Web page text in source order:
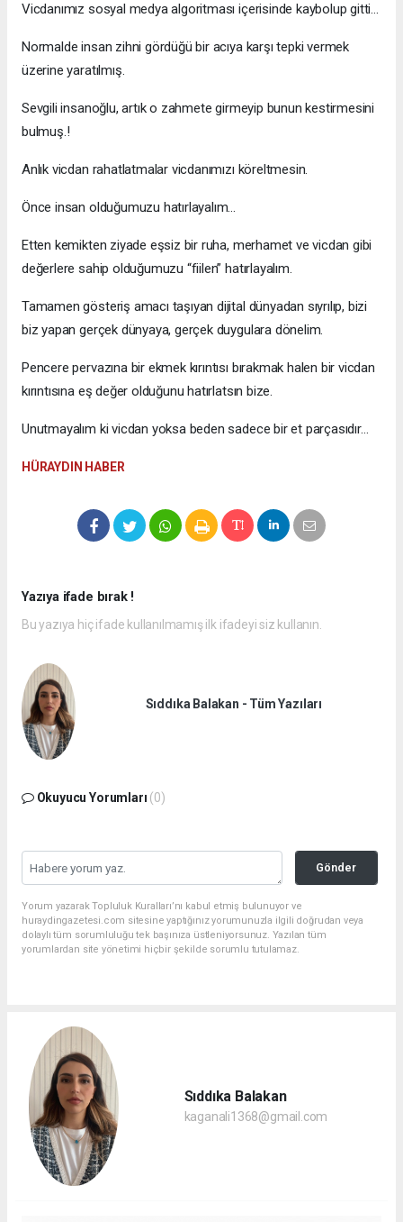
Vicdanımız sosyal medya algoritması içerisinde kaybolup gitti…
Normalde insan zihni gördüğü bir acıya karşı tepki vermek
üzerine yaratılmış.
Sevgili insanoğlu, artık o zahmete girmeyip bunun kestirmesini
bulmuş.!
Anlık vicdan rahatlatmalar vicdanımızı köreltmesin.
Önce insan olduğumuzu hatırlayalım…
Etten kemikten ziyade eşsiz bir ruha, merhamet ve vicdan gibi
değerlere sahip olduğumuzu “fiilen” hatırlayalım.
Tamamen gösteriş amacı taşıyan dijital dünyadan sıyrılıp, bizi
biz yapan gerçek dünyaya, gerçek duygulara dönelim.
Pencere pervazına bir ekmek kırıntısı bırakmak halen bir vicdan
kırıntısına eş değer olduğunu hatırlatsın bize.
Unutmayalım ki vicdan yoksa beden sadece bir et parçasıdır…
HÜRAYDIN HABER
Yazıya ifade bırak !
Bu yazıya hiç ifade kullanılmamış ilk ifadeyi siz kullanın.
Sıddıka Balakan - Tüm Yazıları
Okuyucu Yorumları (0)
Gönder
Yorum yazarak Topluluk Kuralları’nı kabul etmiş bulunuyor ve
huraydingazetesi.com sitesine yaptığınız yorumunuzla ilgili doğrudan veya
dolaylı tüm sorumluluğu tek başınıza üstleniyorsunuz. Yazılan tüm
yorumlardan site yönetimi hiçbir şekilde sorumlu tutulamaz.
Sıddıka Balakan
kaganali1368@gmail.com